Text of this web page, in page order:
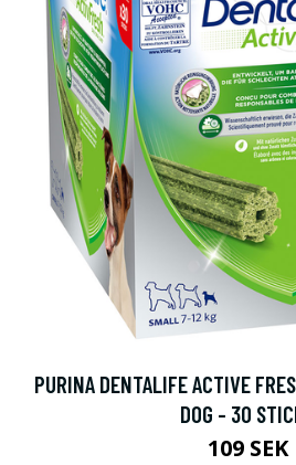
PURINA DENTALIFE ACTIVE
DOG - 30
109 SEK